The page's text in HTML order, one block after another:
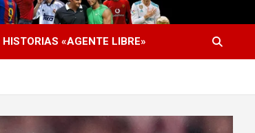
HISTORIAS «AGENTE LIBRE»